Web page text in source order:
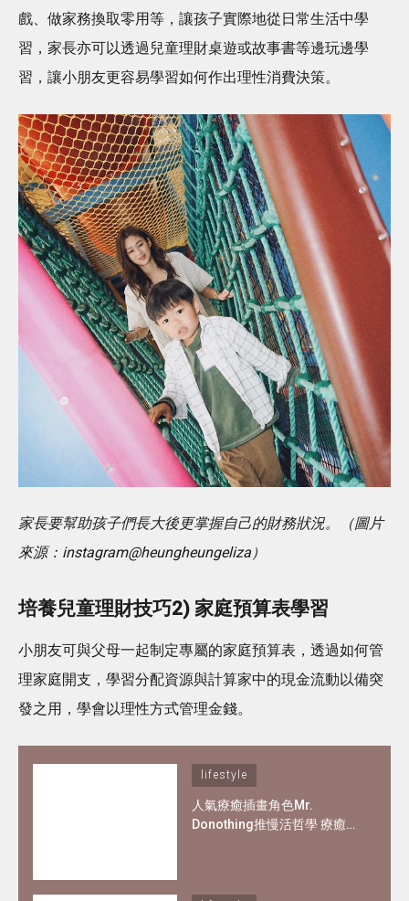
戲、做家務換取零用等，讓孩子實際地從日常生活中學
習，家長亦可以透過兒童理財桌遊或故事書等邊玩邊學
習，讓小朋友更容易學習如何作出理性消費決策。
家長要幫助孩子們長大後更掌握自己的財務狀況。（圖片
來源：instagram@heungheungeliza）
培養兒童理財技巧2) 家庭預算表學習
小朋友可與父母一起制定專屬的家庭預算表，透過如何管
理家庭開支，學習分配資源與計算家中的現金流動以備突
發之用，學會以理性方式管理金錢。
lifestyle
人氣療癒插畫角色Mr.
Donothing推慢活哲學 療癒在